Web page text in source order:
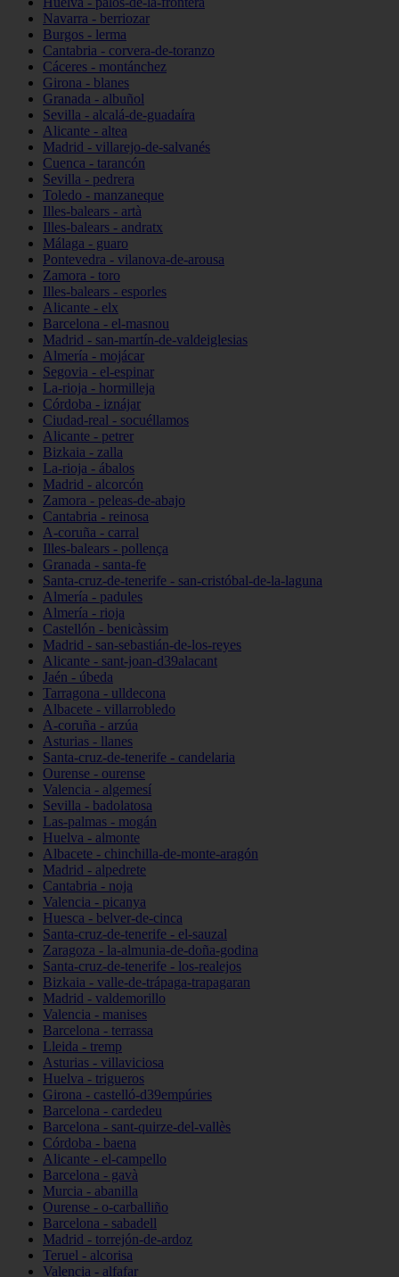
Navarra - berriozar
Burgos - lerma
Cantabria - corvera-de-toranzo
Cáceres - montánchez
Girona - blanes
Granada - albuñol
Sevilla - alcalá-de-guadaíra
Alicante - altea
Madrid - villarejo-de-salvanés
Cuenca - tarancón
Sevilla - pedrera
Toledo - manzaneque
Illes-balears - artà
Illes-balears - andratx
Málaga - guaro
Pontevedra - vilanova-de-arousa
Zamora - toro
Illes-balears - esporles
Alicante - elx
Barcelona - el-masnou
Madrid - san-martín-de-valdeiglesias
Almería - mojácar
Segovia - el-espinar
La-rioja - hormilleja
Córdoba - iznájar
Ciudad-real - socuéllamos
Alicante - petrer
Bizkaia - zalla
La-rioja - ábalos
Madrid - alcorcón
Zamora - peleas-de-abajo
Cantabria - reinosa
A-coruña - carral
Illes-balears - pollença
Granada - santa-fe
Santa-cruz-de-tenerife - san-cristóbal-de-la-laguna
Almería - padules
Almería - rioja
Castellón - benicàssim
Madrid - san-sebastián-de-los-reyes
Alicante - sant-joan-d39alacant
Jaén - úbeda
Tarragona - ulldecona
Albacete - villarrobledo
A-coruña - arzúa
Asturias - llanes
Santa-cruz-de-tenerife - candelaria
Ourense - ourense
Valencia - algemesí
Sevilla - badolatosa
Las-palmas - mogán
Huelva - almonte
Albacete - chinchilla-de-monte-aragón
Madrid - alpedrete
Cantabria - noja
Valencia - picanya
Huesca - belver-de-cinca
Santa-cruz-de-tenerife - el-sauzal
Zaragoza - la-almunia-de-doña-godina
Santa-cruz-de-tenerife - los-realejos
Bizkaia - valle-de-trápaga-trapagaran
Madrid - valdemorillo
Valencia - manises
Barcelona - terrassa
Lleida - tremp
Asturias - villaviciosa
Huelva - trigueros
Girona - castelló-d39empúries
Barcelona - cardedeu
Barcelona - sant-quirze-del-vallès
Córdoba - baena
Alicante - el-campello
Barcelona - gavà
Murcia - abanilla
Ourense - o-carballiño
Barcelona - sabadell
Madrid - torrejón-de-ardoz
Teruel - alcorisa
Valencia - alfafar